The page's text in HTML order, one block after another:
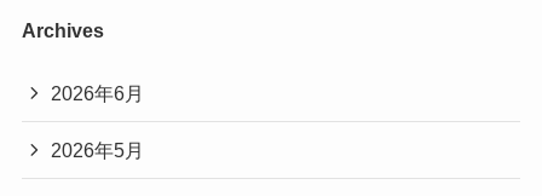
Archives
2026年6月
2026年5月